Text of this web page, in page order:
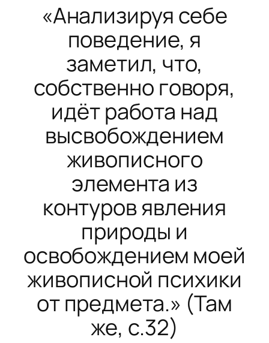
«Анализируя себе
поведение, я
заметил, что,
собственно говоря,
идёт работа над
высвобождением
живописного
элемента из
контуров явления
природы и
освобождением моей
живописной психики
от предмета.» (Там
же, с.32)